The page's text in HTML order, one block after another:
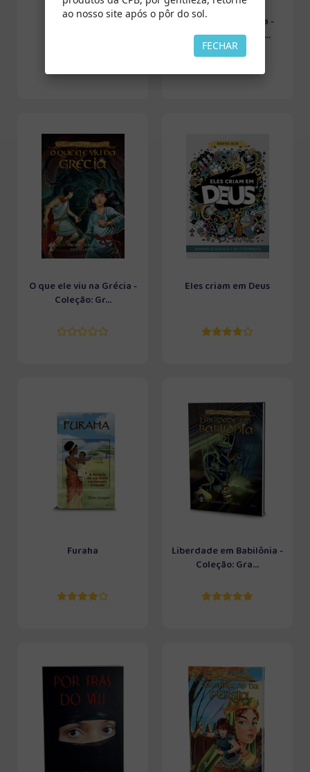
Sentido Único
Vida nova em Roma -
Coleção: Grandes ...
O que ele viu na Grécia -
Coleção: Gr...
Eles criam em Deus
Furaha
Liberdade em Babilônia -
Coleção: Gra...
ao nosso site após o pôr do sol.
FECHAR